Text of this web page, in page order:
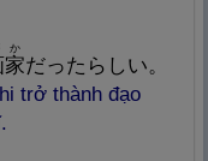
家
か
だったらしい。
trở thành đạo